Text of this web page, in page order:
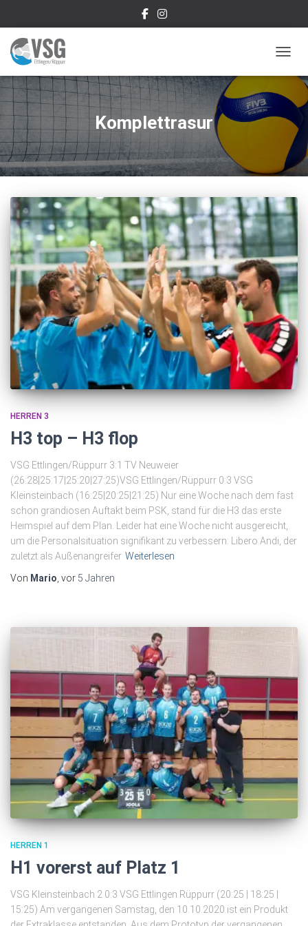
Komplettrasur
HERREN 3
H3 top – H3 flop
VSG Ettlingen/Rüppurr 3:1 TV Neuweier
(26:28|25:17|25:20|27:25)VSG Ettlingen/Rüppurr 0:3 VSG
Kleinsteinbach (16:25|20:25|21:25) Nur eine Woche nach dem fast
schon grandiosen Auftakt beim PSK, stand für die H3 das erste
Heimspiel auf dem Plan. Leider hat eine Woche nicht ausgereicht,
um die Personalsituation signifikant zu verbessern: Libero Andi, der
zuletzt als Außenangreifer Weiterlesen
Von Mario , vor 5 Jahren
HERREN 1
H1 vorerst auf Platz 1
VSG Kleinsteinbach 2 0:3 VSG Ettlingen Rüppurr (20:25 | 18:25 |
15:25) Am vergangenen Samstag, den 10.10.2020 ist ein Produkt